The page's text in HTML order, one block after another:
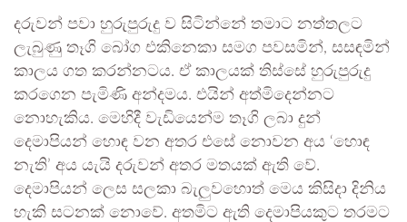
දරුවන් පවා හුරුපුරුදු ව සිටින්නේ තමාට නත්තලට
ලැබුණු තෑගි බෝග එකිනෙකා සමග පවසමින්, සසඳමින්
කාලය ගත කරන්නටය. ඒ කාලයක් තිස්සේ හුරුපුරුදු
කරගෙන පැමිණි අන්දමය. එයින් අත්මිදෙන්නට
නොහැකිය. මෙහිදී වැඩියෙන්ම තෑගි ලබා දුන්
දෙමාපියන් හොඳ වන අතර එසේ නොවන අය ‘හොඳ
නැති’ අය යැයි දරුවන් අතර මතයක් ඇති වේ.
දෙමාපියන් ලෙස සලකා බැලුවහොත් මෙය කිසිදා දිනිය
හැකි සටනක් නොවේ. අතමිට ඇති දෙමාපියකුට තරමට